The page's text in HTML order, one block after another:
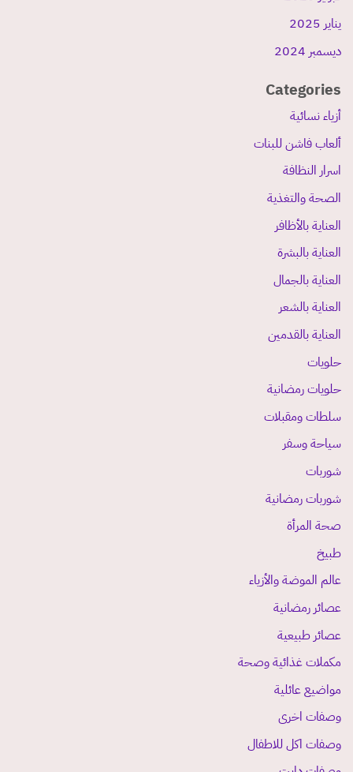
يناير 2025
ديسمبر 2024
Categories
أزياء نسائية
ألعاب فاشن للبنات
اسرار النظافة
الصحة والتغذية
العناية بالأظافر
العناية بالبشرة
العناية بالجمال
العناية بالشعر
العناية بالقدمين
حلويات
حلويات رمضانية
سلطات ومقبلات
سياحة وسفر
شوربات
شوربات رمضانية
صحة المرأة
طبيخ
عالم الموضة والأزياء
عصائر رمضانية
عصائر طبيعية
مكملات غذائية وصحة
مواضيع عائلية
وصفات اخرى
وصفات اكل للاطفال